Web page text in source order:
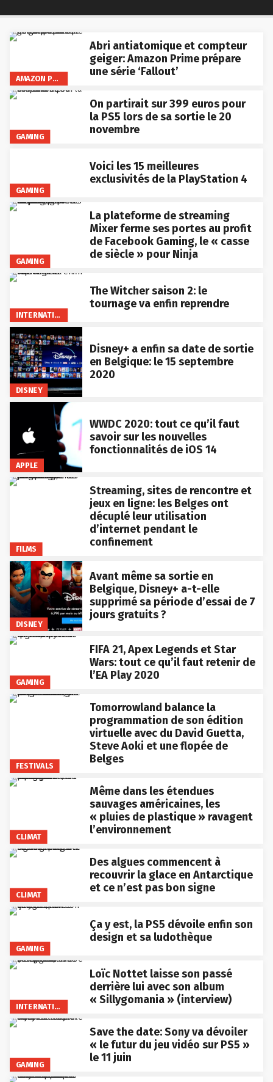
AMAZON PRIME VIDEO
Abri antiatomique et compteur
geiger: Amazon Prime prépare
une série ‘Fallout’
GAMING
On partirait sur 399 euros pour
la PS5 lors de sa sortie le 20
novembre
GAMING
Voici les 15 meilleures
exclusivités de la PlayStation 4
GAMING
La plateforme de streaming
Mixer ferme ses portes au profit
de Facebook Gaming, le « casse
de siècle » pour Ninja
INTERNATIONAL
The Witcher saison 2: le
tournage va enfin reprendre
DISNEY
Disney+ a enfin sa date de sortie
en Belgique: le 15 septembre
2020
APPLE
WWDC 2020: tout ce qu’il faut
savoir sur les nouvelles
fonctionnalités de iOS 14
FILMS
Streaming, sites de rencontre et
jeux en ligne: les Belges ont
décuplé leur utilisation
d’internet pendant le
confinement
DISNEY
Avant même sa sortie en
Belgique, Disney+ a-t-elle
supprimé sa période d’essai de 7
jours gratuits ?
GAMING
FIFA 21, Apex Legends et Star
Wars: tout ce qu’il faut retenir de
l’EA Play 2020
FESTIVALS
Tomorrowland balance la
programmation de son édition
virtuelle avec du David Guetta,
Steve Aoki et une flopée de
Belges
CLIMAT
Même dans les étendues
sauvages américaines, les
« pluies de plastique » ravagent
l’environnement
CLIMAT
Des algues commencent à
recouvrir la glace en Antarctique
et ce n’est pas bon signe
GAMING
Ça y est, la PS5 dévoile enfin son
design et sa ludothèque
INTERNATIONAL
Loïc Nottet laisse son passé
derrière lui avec son album
« Sillygomania » (interview)
GAMING
Save the date: Sony va dévoiler
« le futur du jeu vidéo sur PS5 »
le 11 juin